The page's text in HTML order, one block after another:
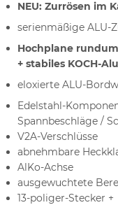
NEU: Zurrösen im
serienmäßige ALU-
Hochplane
+ stabiles KOCH-
eloxierte ALU-
Edelstahl-
Spannbeschläge /
V2A-Verschlüsse
abnehmbare
AlKo-Achse
ausgewuchtete
13-poliger-Stecker